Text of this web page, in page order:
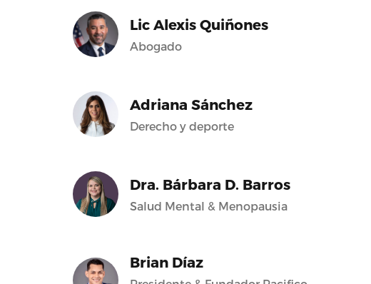
Lic Alexis Quiñones
Abogado
Adriana Sánchez
Derecho y deporte
Dra. Bárbara D. Barros
Salud Mental & Menopausia
Brian Díaz